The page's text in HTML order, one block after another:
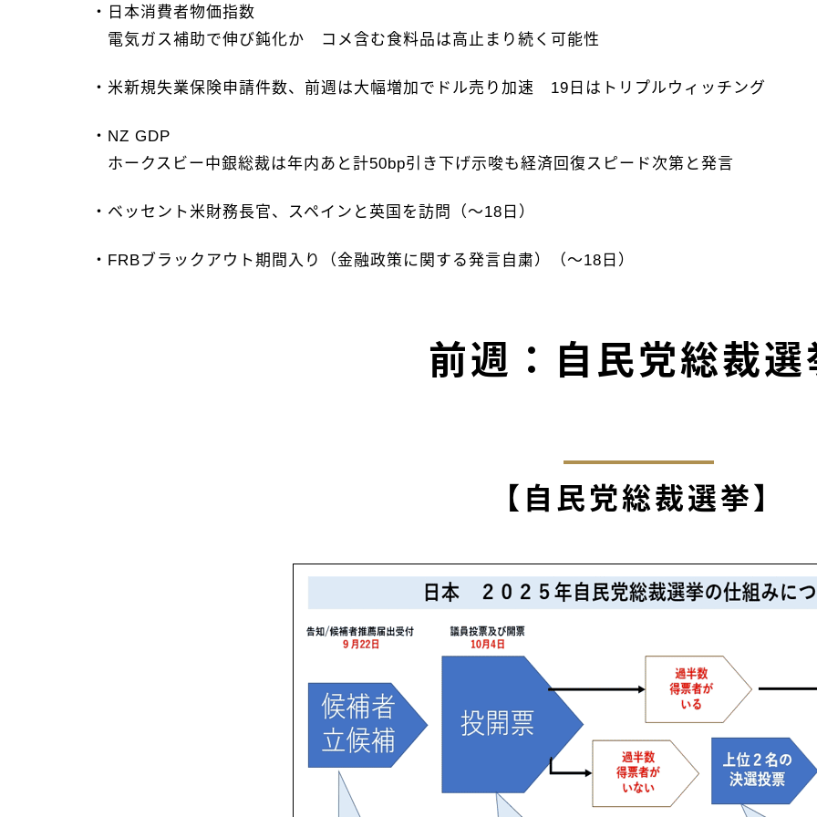
・日本消費者物価指数
電気ガス補助で伸び鈍化か コメ含む食料品は高止まり続く可能性
・米新規失業保険申請件数、前週は大幅増加でドル売り加速 19日はトリプルウィッチング
・NZ GDP
ホークスビー中銀総裁は年内あと計50bp引き下げ示唆も経済回復スピード次第と発言
・ベッセント米財務長官、スペインと英国を訪問（～18日）
・FRBブラックアウト期間入り（金融政策に関する発言自粛）（～18日）
前週：自民党総裁選
【自民党総裁選挙】